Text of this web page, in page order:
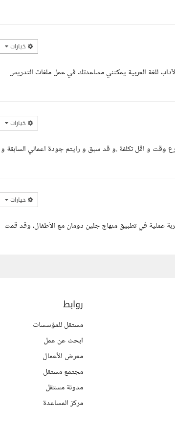
خيارات
للغة العربية يمكنني مساعدتك في عمل ملفات التدريس
خيارات
وقت و اقل تكلفة .و قد سبق و رايتم جودة اعمالي السابقة و
خيارات
عملية في تطبيق منهاج جلين دومان مع الأطفال، وقد قمت
روابط
مستقل للمؤسسات
ابحث عن عمل
معرض الأعمال
مجتمع مستقل
مدونة مستقل
مركز المساعدة